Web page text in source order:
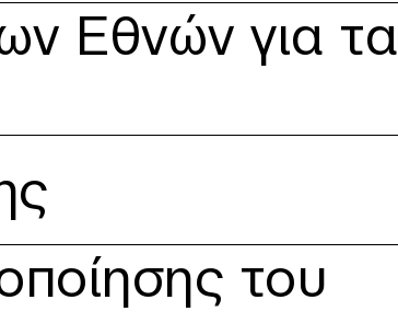
Εθνών για τα
του